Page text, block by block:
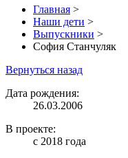
Главная >
Наши дети >
Выпускники >
София Станчуляк
Вернуться назад
Дата рождения:
26.03.2006
В проекте:
с 2018 года